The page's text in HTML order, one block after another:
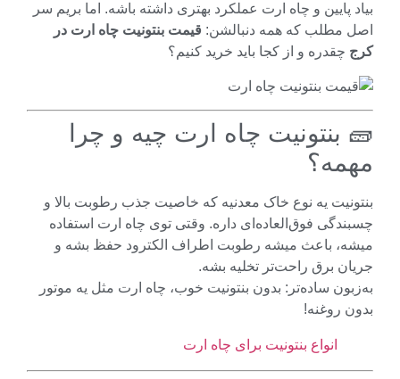
پایین و چاه ارت عملکرد بهتری داشته باشه. اما بریم سر
مطلب که همه دنبالشن:قیمت بنتونیت چاه ارت در
چقدره و از کجا باید خرید کنیم؟
بنتونیت چاه ارت چیه و چرا
یه نوع خاک معدنیه که خاصیت جذب رطوبت بالا و
فوق‌العاده‌ای داره. وقتی توی چاه ارت استفاده
باعث میشه رطوبت اطراف الکترود حفظ بشه و
برق راحت‌تر تخلیه بشه.
ساده‌تر: بدون بنتونیت خوب، چاه ارت مثل یه موتور
روغنه!
انواع بنتونیت برای چاه ارت